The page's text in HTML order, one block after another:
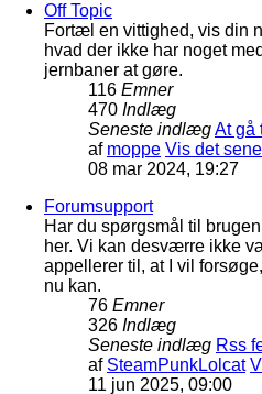
Off Topic
Fortæl en vittighed, vis din
hvad der ikke har noget
jernbaner at gøre.
116 Emner
470 Indlæg
Seneste indlægAt gå
af moppe Vis det
08 mar 2024, 19:27
Forumsupport
Har du spørgsmål til
her. Vi kan desværre ikke
appellerer til, at I vil
nu kan.
76 Emner
326 Indlæg
Seneste indlæg Rss
af SteamPunkLolcat
11 jun 2025, 09:00